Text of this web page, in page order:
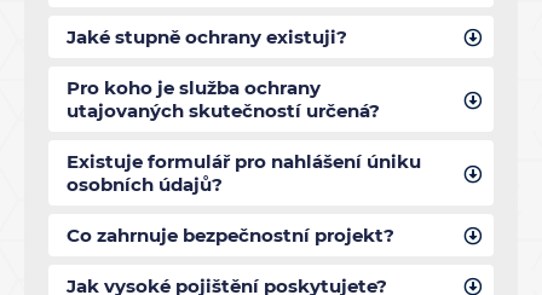
Jaké stupně ochrany existuji?
Pro koho je služba ochrany
utajovaných skutečností určená?
Existuje formulář pro nahlášení úniku
osobních údajů?
Co zahrnuje bezpečnostní projekt?
Jak vysoké pojištění poskytujete?